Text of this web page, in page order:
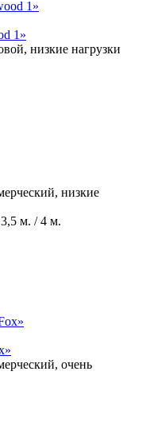
1»
низкие нагрузки
низкие
м. / 4 м.
очень